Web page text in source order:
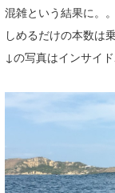
混雑という結果に。
しめるだけの本数は
↓の写真はインサイド